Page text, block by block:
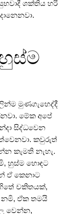
ශක්තිය හරි
මුණගැහෙද්දී
මේක අපේ
සිද්ධවෙන
කවුරුත්‌
කැමති නැහැ.
හුස්ම හොඳට
ඒ කෙනාට
චකිතයක්‌,
නමි, ඒක තමයි
වෙන්න,